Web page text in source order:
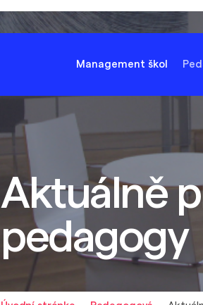
Management škol
Aktuálně
pedagogy